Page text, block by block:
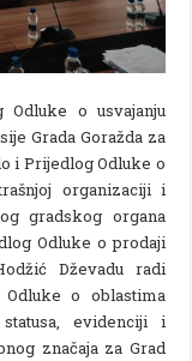
o usvajanju
Grada Goražda za
i Prijedlog Odluke o
organizaciji i
gradskog organa
Odluke o prodaji
Dževadu radi
o oblastima
evidenciji i
značaja za Grad